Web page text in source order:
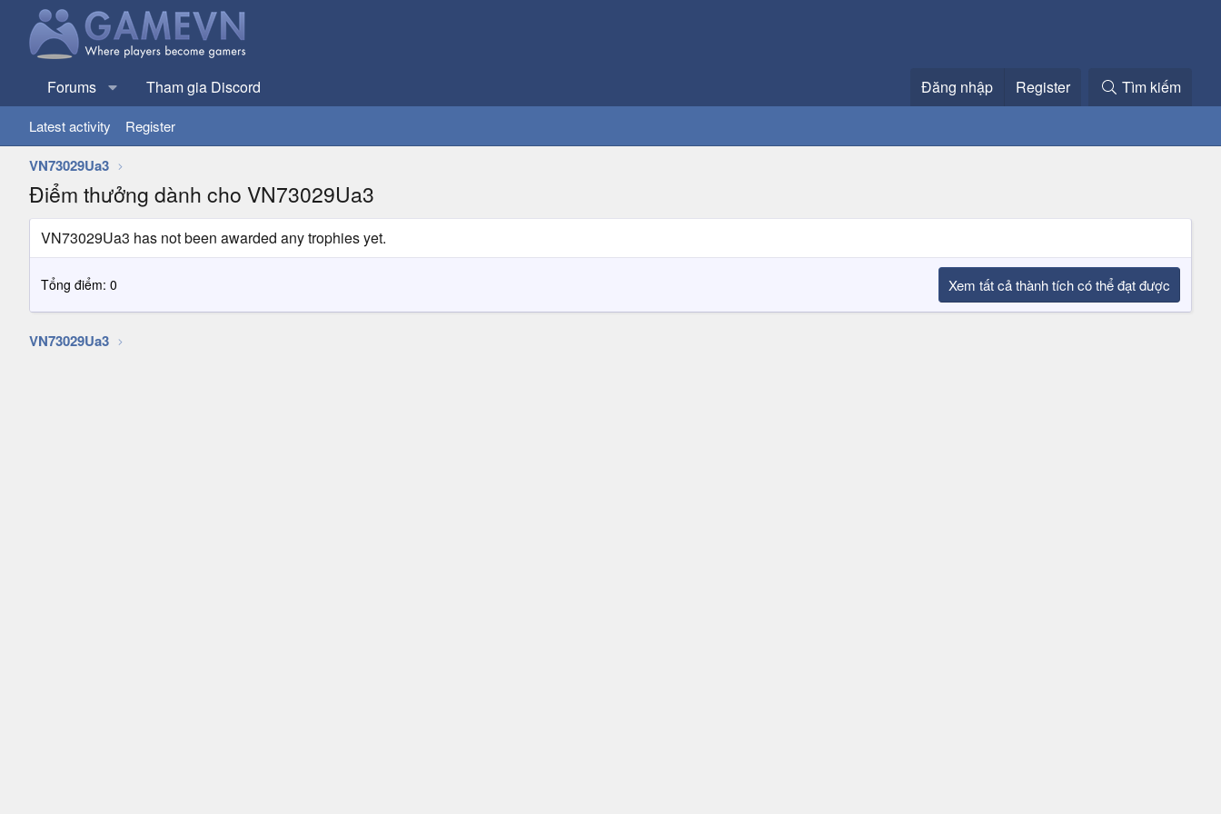
Forums Tham gia Discord Đăng nhập Register Tìm kiếm
Latest activity Register
VN73029Ua3
Điểm thưởng dành cho VN73029Ua3
VN73029Ua3 has not been awarded any trophies yet.
Tổng điểm: 0 Xem tất cả thành tích có thể đạt được
VN73029Ua3